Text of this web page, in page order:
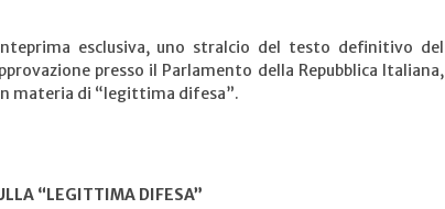
esclusiva, uno stralcio del testo definitivo del
presso il Parlamento della Repubblica Italiana,
materia di “legittima difesa”.
“LEGITTIMA DIFESA”